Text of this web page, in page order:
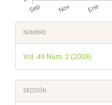
Detalles
del
artículo
NÚMERO
Vol. 49 Núm. 2 (2008)
SECCIÓN